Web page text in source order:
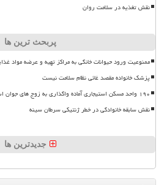
نقش تغذیه در سلامت روان
پربحث ترین ها
ممنوعیت ورود حیوانات خانگی به مراکز تهیه و عرضه مواد
پزشک خانواده مقصد غائی نظام سلامت نیست
۱۹۰ واحد مسکن استیجاری آماده واگذاری به زوج های جوان است
نقش سابقه خانوادگی در خطر ژنتیکی سرطان سینه
جدیدترین ها